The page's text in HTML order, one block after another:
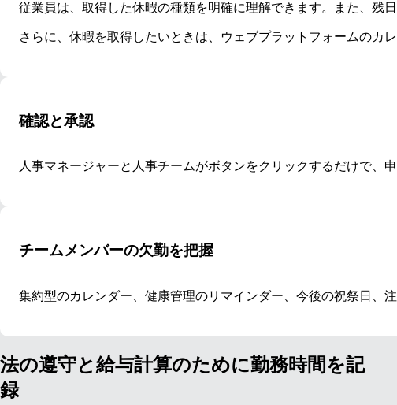
従業員は、取得した休暇の種類を明確に理解できます。また、残
さらに、休暇を取得したいときは、ウェブプラットフォームのカ
確認と承認
人事マネージャーと人事チームがボタンをクリックするだけで、申
チームメンバーの欠勤を把握
集約型のカレンダー、健康管理のリマインダー、今後の祝祭日、
法の遵守と給与計算のために勤務時間を記
録